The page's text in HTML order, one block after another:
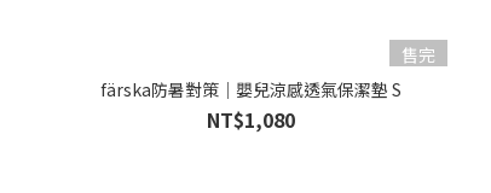
售完
färska防暑對策│嬰兒涼感透氣保潔墊 S
NT$1,080